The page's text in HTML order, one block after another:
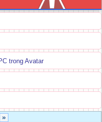
trong Avatar
»